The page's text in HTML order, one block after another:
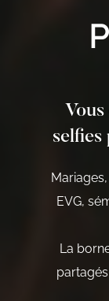
selfies
EVG,
La